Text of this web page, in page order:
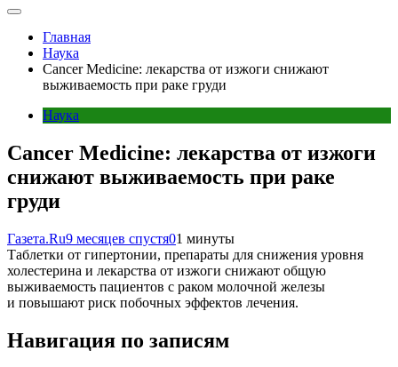
Главная
Наука
Cancer Medicine: лекарства от изжоги снижают
выживаемость при раке груди
Наука
Cancer Medicine: лекарства от изжоги
снижают выживаемость при раке
груди
Газета.Ru9 месяцев спустя01 минуты
Таблетки от гипертонии, препараты для снижения уровня
холестерина и лекарства от изжоги снижают общую
выживаемость пациентов с раком молочной железы
и повышают риск побочных эффектов лечения.
Навигация по записям